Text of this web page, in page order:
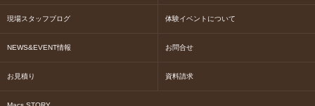
現場スタッフブログ 体験イベントについて
NEWS&EVENT情報 お問合せ
お見積り 資料請求